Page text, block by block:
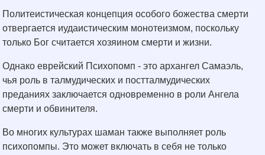
Политеистическая концепция особого божества смерти
отвергается иудаистическим монотеизмом, поскольку
только Бог считается хозяином смерти и жизни.
Однако еврейский Психопомп - это архангел Самаэль,
чья роль в талмудических и постталмудических
преданиях заключается одновременно в роли Ангела
смерти и обвинителя.
Во многих культурах шаман также выполняет роль
психопомпы. Это может включать в себя не только